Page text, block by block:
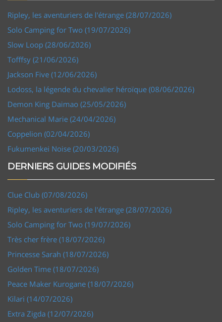
Ripley, les aventuriers de l'étrange (28/07/2026)
Solo Camping for Two (19/07/2026)
Slow Loop (28/06/2026)
Tofffsy (21/06/2026)
Jackson Five (12/06/2026)
Lodoss, la légende du chevalier héroïque (08/06/2026)
Demon King Daimao (25/05/2026)
Mechanical Marie (24/04/2026)
Coppelion (02/04/2026)
Fukumenkei Noise (20/03/2026)
DERNIERS GUIDES MODIFIÉS
Clue Club (07/08/2026)
Ripley, les aventuriers de l'étrange (28/07/2026)
Solo Camping for Two (19/07/2026)
Très cher frère (18/07/2026)
Princesse Sarah (18/07/2026)
Golden Time (18/07/2026)
Peace Maker Kurogane (18/07/2026)
Kilari (14/07/2026)
Extra Zigda (12/07/2026)